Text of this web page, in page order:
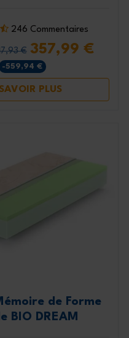
246 Commentaires
€ 357,99 €
-559,94 €
PLUS
de Forme
BIO DREAM